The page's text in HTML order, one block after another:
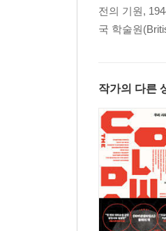
전의 기원,
국 학술원
작가의 다른